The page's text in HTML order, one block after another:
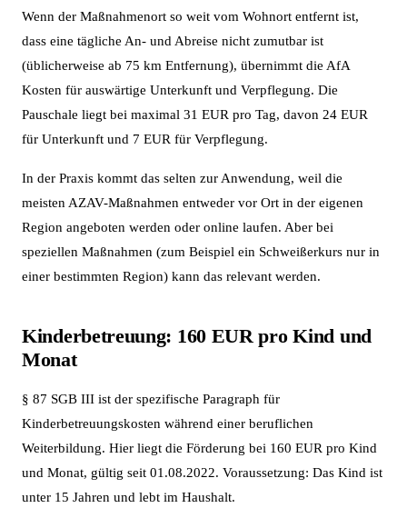
Wenn der Maßnahmenort so weit vom Wohnort entfernt ist,
dass eine tägliche An- und Abreise nicht zumutbar ist
(üblicherweise ab 75 km Entfernung), übernimmt die AfA
Kosten für auswärtige Unterkunft und Verpflegung. Die
Pauschale liegt bei maximal 31 EUR pro Tag, davon 24 EUR
für Unterkunft und 7 EUR für Verpflegung.
In der Praxis kommt das selten zur Anwendung, weil die
meisten AZAV-Maßnahmen entweder vor Ort in der eigenen
Region angeboten werden oder online laufen. Aber bei
speziellen Maßnahmen (zum Beispiel ein Schweißerkurs nur in
einer bestimmten Region) kann das relevant werden.
Kinderbetreuung: 160 EUR pro Kind und
Monat
§ 87 SGB III ist der spezifische Paragraph für
Kinderbetreuungskosten während einer beruflichen
Weiterbildung. Hier liegt die Förderung bei 160 EUR pro Kind
und Monat, gültig seit 01.08.2022. Voraussetzung: Das Kind ist
unter 15 Jahren und lebt im Haushalt.